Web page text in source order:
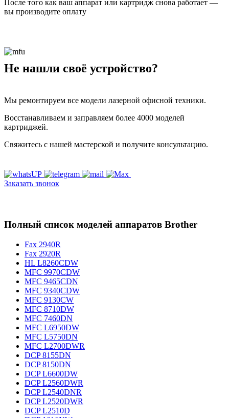
После того как ваш аппарат или картридж снова работает —
вы производите оплату
Не нашли своё устройство?
Мы ремонтируем все модели лазерной офисной техники.
Восстанавливаем и заправляем более 4000 моделей
картриджей.
Свяжитесь с нашей мастерской и получите консультацию.
Заказать звонок
Полный список моделей аппаратов Brother
Fax 2940R
Fax 2920R
HL L8260CDW
MFC 9970CDW
MFC 9465CDN
MFC 9340CDW
MFC 9130CW
MFC 8710DW
MFC 7460DN
MFC L6950DW
MFC L5750DN
MFC L2700DWR
DCP 8155DN
DCP 8150DN
DCP L6600DW
DCP L2560DWR
DCP L2540DNR
DCP L2520DWR
DCP L2510D